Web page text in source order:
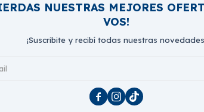
NUESTRAS MEJORES
VOS!
¡Suscribite y recibí todas nuestras
  